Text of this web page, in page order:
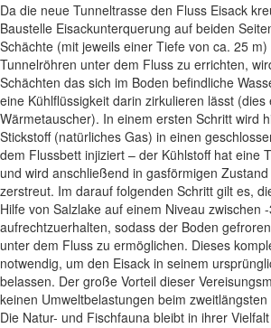
Da die neue Tunneltrasse den Fluss Eisack
Baustelle Eisackunterquerung auf beiden
Schächte (mit jeweils einer Tiefe von ca. 25
Tunnelröhren unter dem Fluss zu errichten,
Schächten das sich im Boden befindliche
eine Kühlflüssigkeit darin zirkulieren lässt
Wärmetauscher). In einem ersten Schritt wird
Stickstoff (natürliches Gas) in einen
dem Flussbett injiziert – der Kühlstoff hat eine
und wird anschließend in gasförmigen
zerstreut. Im darauf folgenden Schritt gilt es,
Hilfe von Salzlake auf einem Niveau zwischen
aufrechtzuerhalten, sodass der Boden
unter dem Fluss zu ermöglichen. Dieses
notwendig, um den Eisack in seinem
belassen. Der große Vorteil dieser
keinen Umweltbelastungen beim
Die Natur- und Fischfauna bleibt in ihrer